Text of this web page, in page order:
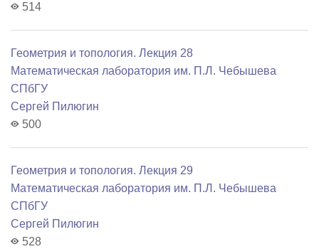
514
Геометрия и топология. Лекция 28
Математичеcкая лаборатория им. П.Л. Чебышева
СПбГУ
Сергей Пилюгин
500
Геометрия и топология. Лекция 29
Математичеcкая лаборатория им. П.Л. Чебышева
СПбГУ
Сергей Пилюгин
528